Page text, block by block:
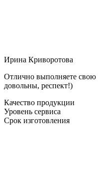
Ирина Криворотова
Отлично выполняете свою
довольны, респект!)
Качество продукции
Уровень сервиса
Срок изготовления